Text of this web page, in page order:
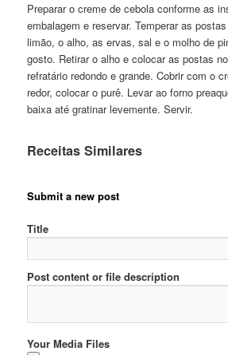
Preparar o creme de cebola conforme as
embalagem e reservar. Temperar as
limão, o alho, as ervas, sal e o molho de
gosto. Retirar o alho e colocar as postas
refratário redondo e grande. Cobrir com o
redor, colocar o purê. Levar ao forno
baixa até gratinar levemente. Servir.
Receitas Similares
Submit a new post
Title
Post content or file description
Your Media Files